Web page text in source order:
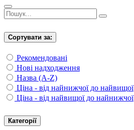
Сортувати за:
Рекомендовані
Нові надходження
Назва (A-Z)
Ціна - від найнижчої до найвищої
Ціна - від найвищої до найнижчої
Категорії